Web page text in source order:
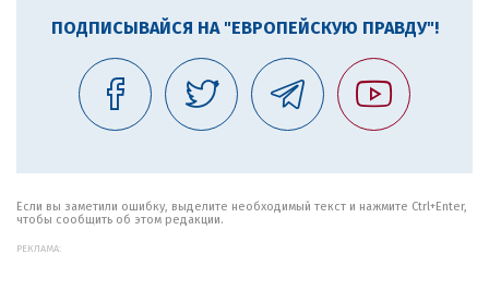
ПОДПИСЫВАЙСЯ НА "ЕВРОПЕЙСКУЮ ПРАВДУ"!
Если вы заметили ошибку, выделите необходимый текст и нажмите Ctrl+Enter,
чтобы сообщить об этом редакции.
РЕКЛАМА: